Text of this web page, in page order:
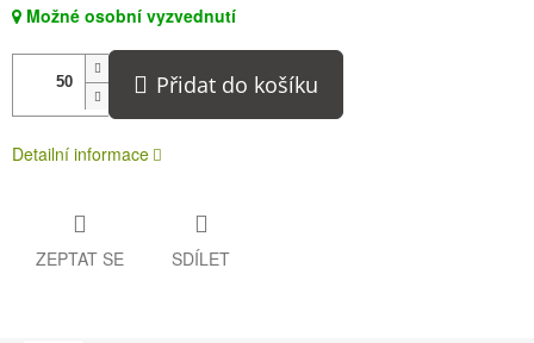
Možné osobní vyzvednutí
Přidat do košíku
Detailní informace
ZEPTAT SE SDÍLET